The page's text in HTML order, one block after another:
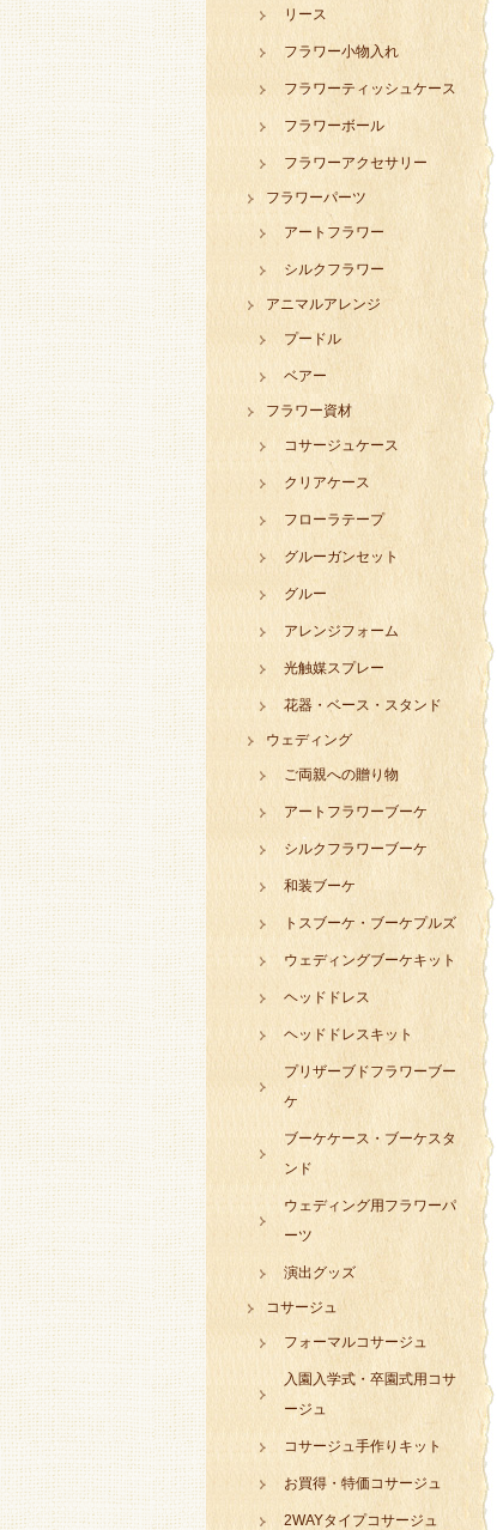
リース
フラワー小物入れ
フラワーティッシュケース
フラワーボール
フラワーアクセサリー
フラワーパーツ
アートフラワー
シルクフラワー
アニマルアレンジ
プードル
ベアー
フラワー資材
コサージュケース
クリアケース
フローラテープ
グルーガンセット
グルー
アレンジフォーム
光触媒スプレー
花器・ベース・スタンド
ウェディング
ご両親への贈り物
アートフラワーブーケ
シルクフラワーブーケ
和装ブーケ
トスブーケ・ブーケプルズ
ウェディングブーケキット
ヘッドドレス
ヘッドドレスキット
プリザーブドフラワーブー
ケ
ブーケケース・ブーケスタ
ンド
ウェディング用フラワーパ
ーツ
演出グッズ
コサージュ
フォーマルコサージュ
入園入学式・卒園式用コサ
ージュ
コサージュ手作りキット
お買得・特価コサージュ
2WAYタイプコサージュ